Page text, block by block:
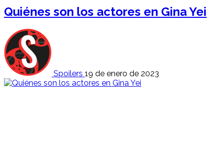
Quiénes son los actores en Gina Yei
Spoilers 19 de enero de 2023